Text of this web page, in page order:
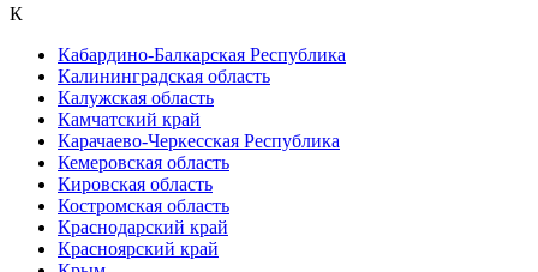
К
Кабардино-Балкарская Республика
Калининградская область
Калужская область
Камчатский край
Карачаево-Черкесская Республика
Кемеровская область
Кировская область
Костромская область
Краснодарский край
Красноярский край